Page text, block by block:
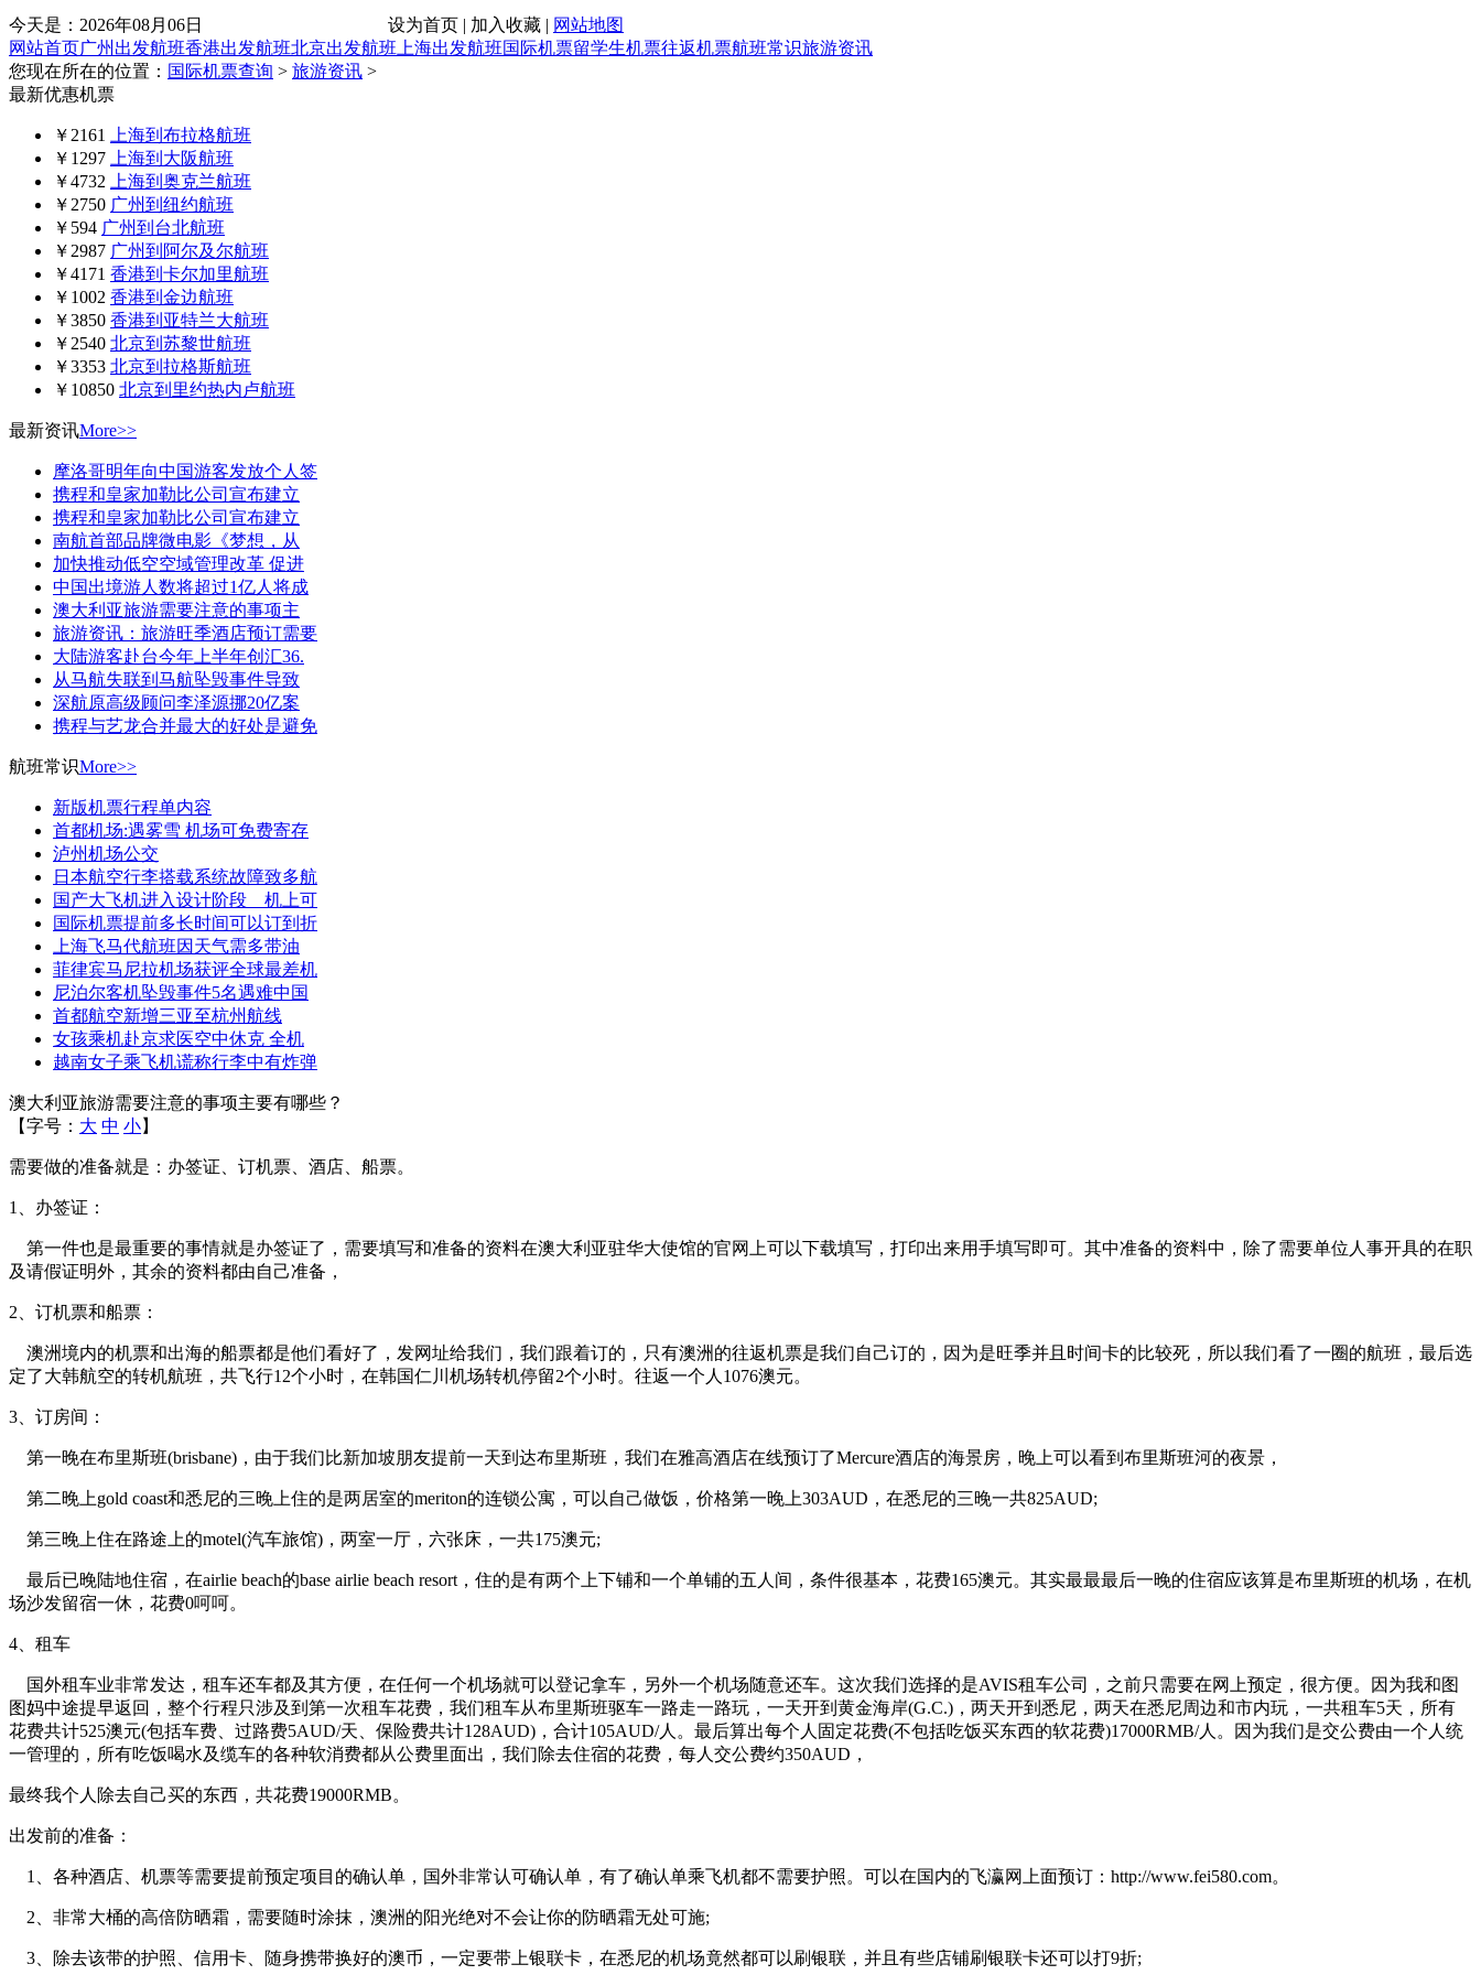
今天是： 2026年08月06日 设为首页 | 加入收藏 | 网站地图
网站首页广州出发航班香港出发航班北京出发航班 上海出发航班国际机票留学生机票往返机票航班常识旅游资讯
您现在所在的位置： 国际机票查询 > 旅游资讯 >
最新优惠机票
￥2161
上海到布拉格航班
￥1297
上海到大阪航班
￥4732
上海到奥克兰航班
￥2750 广州到纽约航班
￥594 广州到台北航班
￥2987 广州到阿尔及尔航班
￥4171 香港到卡尔加里航班
￥1002 香港到金边航班
￥3850 香港到亚特兰大航班
￥2540 北京到苏黎世航班
￥3353 北京到拉格斯航班
￥10850 北京到里约热内卢航班
最新资讯More>>
摩洛哥明年向中国游客发放个人签
携程和皇家加勒比公司宣布建立
携程和皇家加勒比公司宣布建立
南航首部品牌微电影《梦想，从
加快推动低空空域管理改革 促进
中国出境游人数将超过1亿人将成
澳大利亚旅游需要注意的事项主
旅游资讯：旅游旺季酒店预订需要
大陆游客赴台今年上半年创汇36.
从马航失联到马航坠毁事件导致
深航原高级顾问李泽源挪20亿案
携程与艺龙合并最大的好处是避免
航班常识More>>
新版机票行程单内容
首都机场:遇雾雪 机场可免费寄存
泸州机场公交
日本航空行李搭载系统故障致多航
国产大飞机进入设计阶段 机上可
国际机票提前多长时间可以订到折
上海飞马代航班因天气需多带油
菲律宾马尼拉机场获评全球最差机
尼泊尔客机坠毁事件5名遇难中国
首都航空新增三亚至杭州航线
女孩乘机赴京求医空中休克 全机
越南女子乘飞机谎称行李中有炸弹
澳大利亚旅游需要注意的事项主要有哪些？
【字号： 大 中 小】
需要做的准备就是：办签证、订机票、酒店、船票。
1 、办签证：
第一件也是最重要的事情就是办签证了，需要填写和准备的资料在澳大利亚驻华大使馆的官网上可以下载填写，打印出来用手填写即可。其中准备的资料中，除了需要单位人事开具的在职
及请假证明外，其余的资料都由自己准备，
2 、订机票和船票：
澳洲境内的机票和出海的船票都是他们看好了，发网址给我们，我们跟着订的，只有澳洲的往返机票是我们自己订的，因为是旺季并且时间卡的比较死，所以我们看了一圈的航班，最后选
定了大韩航空的转机航班，共飞行12个小时，在韩国仁川机场转机停留2个小时。往返一个人 1076澳元。
3 、订房间：
第一晚在布里斯班(brisbane) ，由于我们比新加坡朋友提前一天到达布里斯班，我们在雅高酒店在线预订了Mercure酒店的海景房，晚上可以看到布里斯班河的夜景，
第二晚上gold coast和悉尼的三晚上住的是两居室的meriton的连锁公寓，可以自己做饭，价格第一晚上303AUD ，在悉尼的三晚一共825AUD;
第三晚上住在路途上的motel(汽车旅馆) ，两室一厅，六张床，一共175澳元;
最后已晚陆地住宿，在airlie beach的base airlie beach resort ，住的是有两个上下铺和一个单铺的五人间，条件很基本，花费165澳元。其实最最最后一晚的住宿应该算是布里斯班的机场，在机
场沙发留宿一休，花费0呵呵。
4 、租车
国外租车业非常发达，租车还车都及其方便，在任何一个机场就可以登记拿车，另外一个机场随意还车。这次我们选择的是AVIS租车公司，之前只需要在网上预定，很方便。因为我和图
图妈中途提早返回，整个行程只涉及到第一次租车花费，我们租车从布里斯班驱车一路走一路玩，一天开到黄金海岸(G.C.) ，两天开到悉尼，两天在悉尼周边和市内玩，一共租车5天，所有
花费共计525澳元(包括车费、过路费5AUD/天、保险费共计128AUD) ，合计105AUD/人。最后算出每个人固定花费(不包括吃饭买东西的软花费)17000RMB/人。因为我们是交公费由一个人统
一管理的，所有吃饭喝水及缆车的各种软消费都从公费里面出，我们除去住宿的花费，每人交公费约350AUD ，
最终我个人除去自己买的东西，共花费19000RMB。
出发前的准备：
1 、各种酒店、机票等需要提前预定项目的确认单，国外非常认可确认单，有了确认单乘飞机都不需要护照。可以在国内的飞瀛网上面预订： http://www.fei580.com。
2 、非常大桶的高倍防晒霜，需要随时涂抹，澳洲的阳光绝对不会让你的防晒霜无处可施;
3 、除去该带的护照、信用卡、随身携带换好的澳币，一定要带上银联卡，在悉尼的机场竟然都可以刷银联，并且有些店铺刷银联卡还可以打9折;